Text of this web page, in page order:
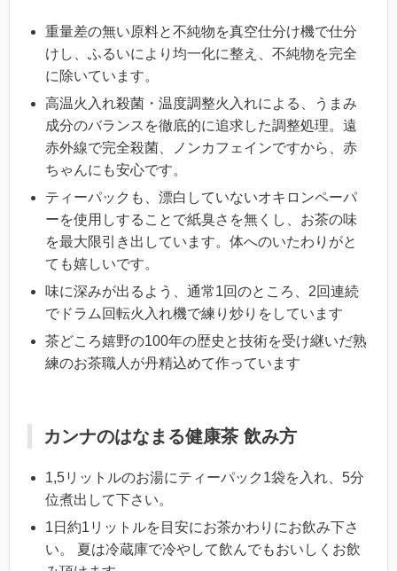
重量差の無い原料と不純物を真空仕分け機で仕分
けし、ふるいにより均一化に整え、不純物を完全
に除いています。
高温火入れ殺菌・温度調整火入れによる、うまみ
成分のバランスを徹底的に追求した調整処理。遠
赤外線で完全殺菌、ノンカフェインですから、赤
ちゃんにも安心です。
ティーパックも、漂白していないオキロンペーパ
ーを使用しすることで紙臭さを無くし、お茶の味
を最大限引き出しています。体へのいたわりがと
ても嬉しいです。
味に深みが出るよう、通常1回のところ、2回連続
でドラム回転火入れ機で練り炒りをしています
茶どころ嬉野の100年の歴史と技術を受け継いだ熟
練のお茶職人が丹精込めて作っています
カンナのはなまる健康茶 飲み方
1,5リットルのお湯にティーパック1袋を入れ、5分
位煮出して下さい。
1日約1リットルを目安にお茶かわりにお飲み下さ
い。 夏は冷蔵庫で冷やして飲んでもおいしくお飲